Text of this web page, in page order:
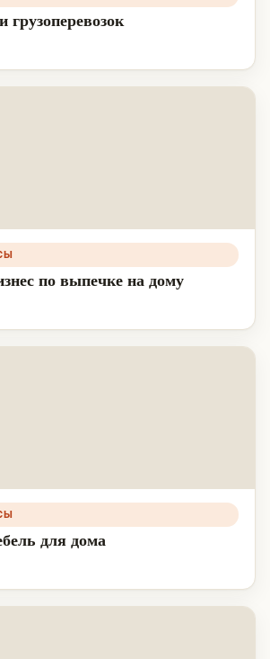
грузоперевозок
по выпечке на дому
для дома